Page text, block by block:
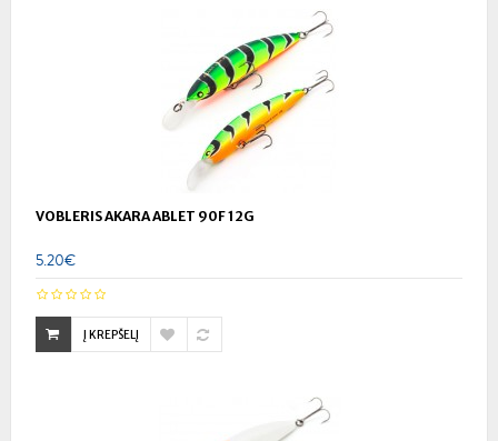
VOBLERIS AKARA ABLET 90F 12G
5.20€
Į KREPŠELĮ